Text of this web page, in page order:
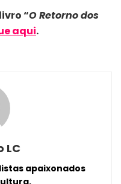
“O Retorno dos
aqui.
LC
apaixonados